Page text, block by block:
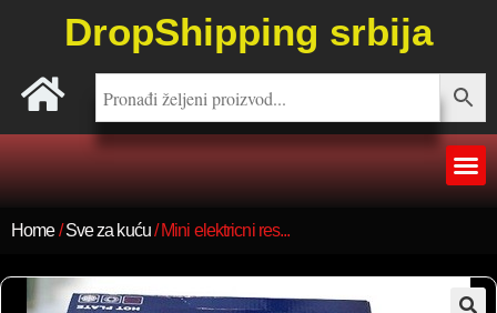
DropShipping srbija
Home/Sve za kuću/ Mini elektricni res...